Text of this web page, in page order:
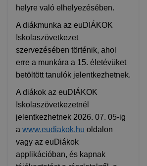
helyre való elhelyezésében.
A diákmunka az euDIÁKOK
Iskolaszövetkezet
szervezésében történik, ahol
erre a munkára a 15. életévüket
betöltött tanulók jelentkezhetnek.
A diákok az euDIÁKOK
Iskolaszövetkezetnél
jelentkezhetnek 2026. 07. 05-ig
a www.eudiakok.hu oldalon
vagy az euDiákok
applikációban, és kapnak